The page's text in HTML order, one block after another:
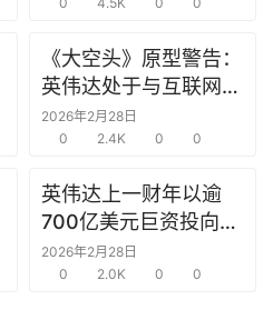
《大空头》原型警告：
英伟达处于与互联网泡
沫时期思科同样的“危
险境地”
2026年2月28日
0
2.4K 0 0
英伟达上一财年以逾
700亿美元巨资投向合
作方，竭力巩固AI芯片
需求
2026年2月28日
0
2.0K 0 0